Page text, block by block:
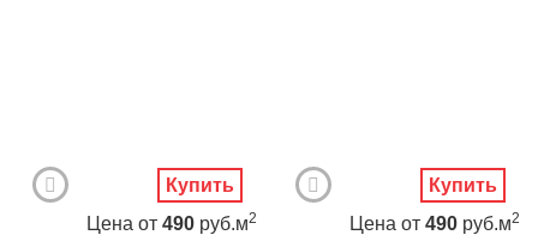
Цена от 490 руб.м2
Купить
Цена от 490 руб.м2
Купить